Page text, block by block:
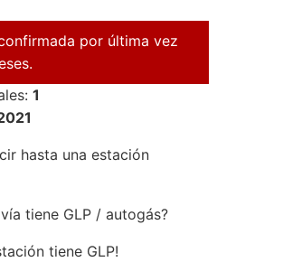
por última vez
1
hasta una estación
tiene GLP / autogás?
tiene GLP!